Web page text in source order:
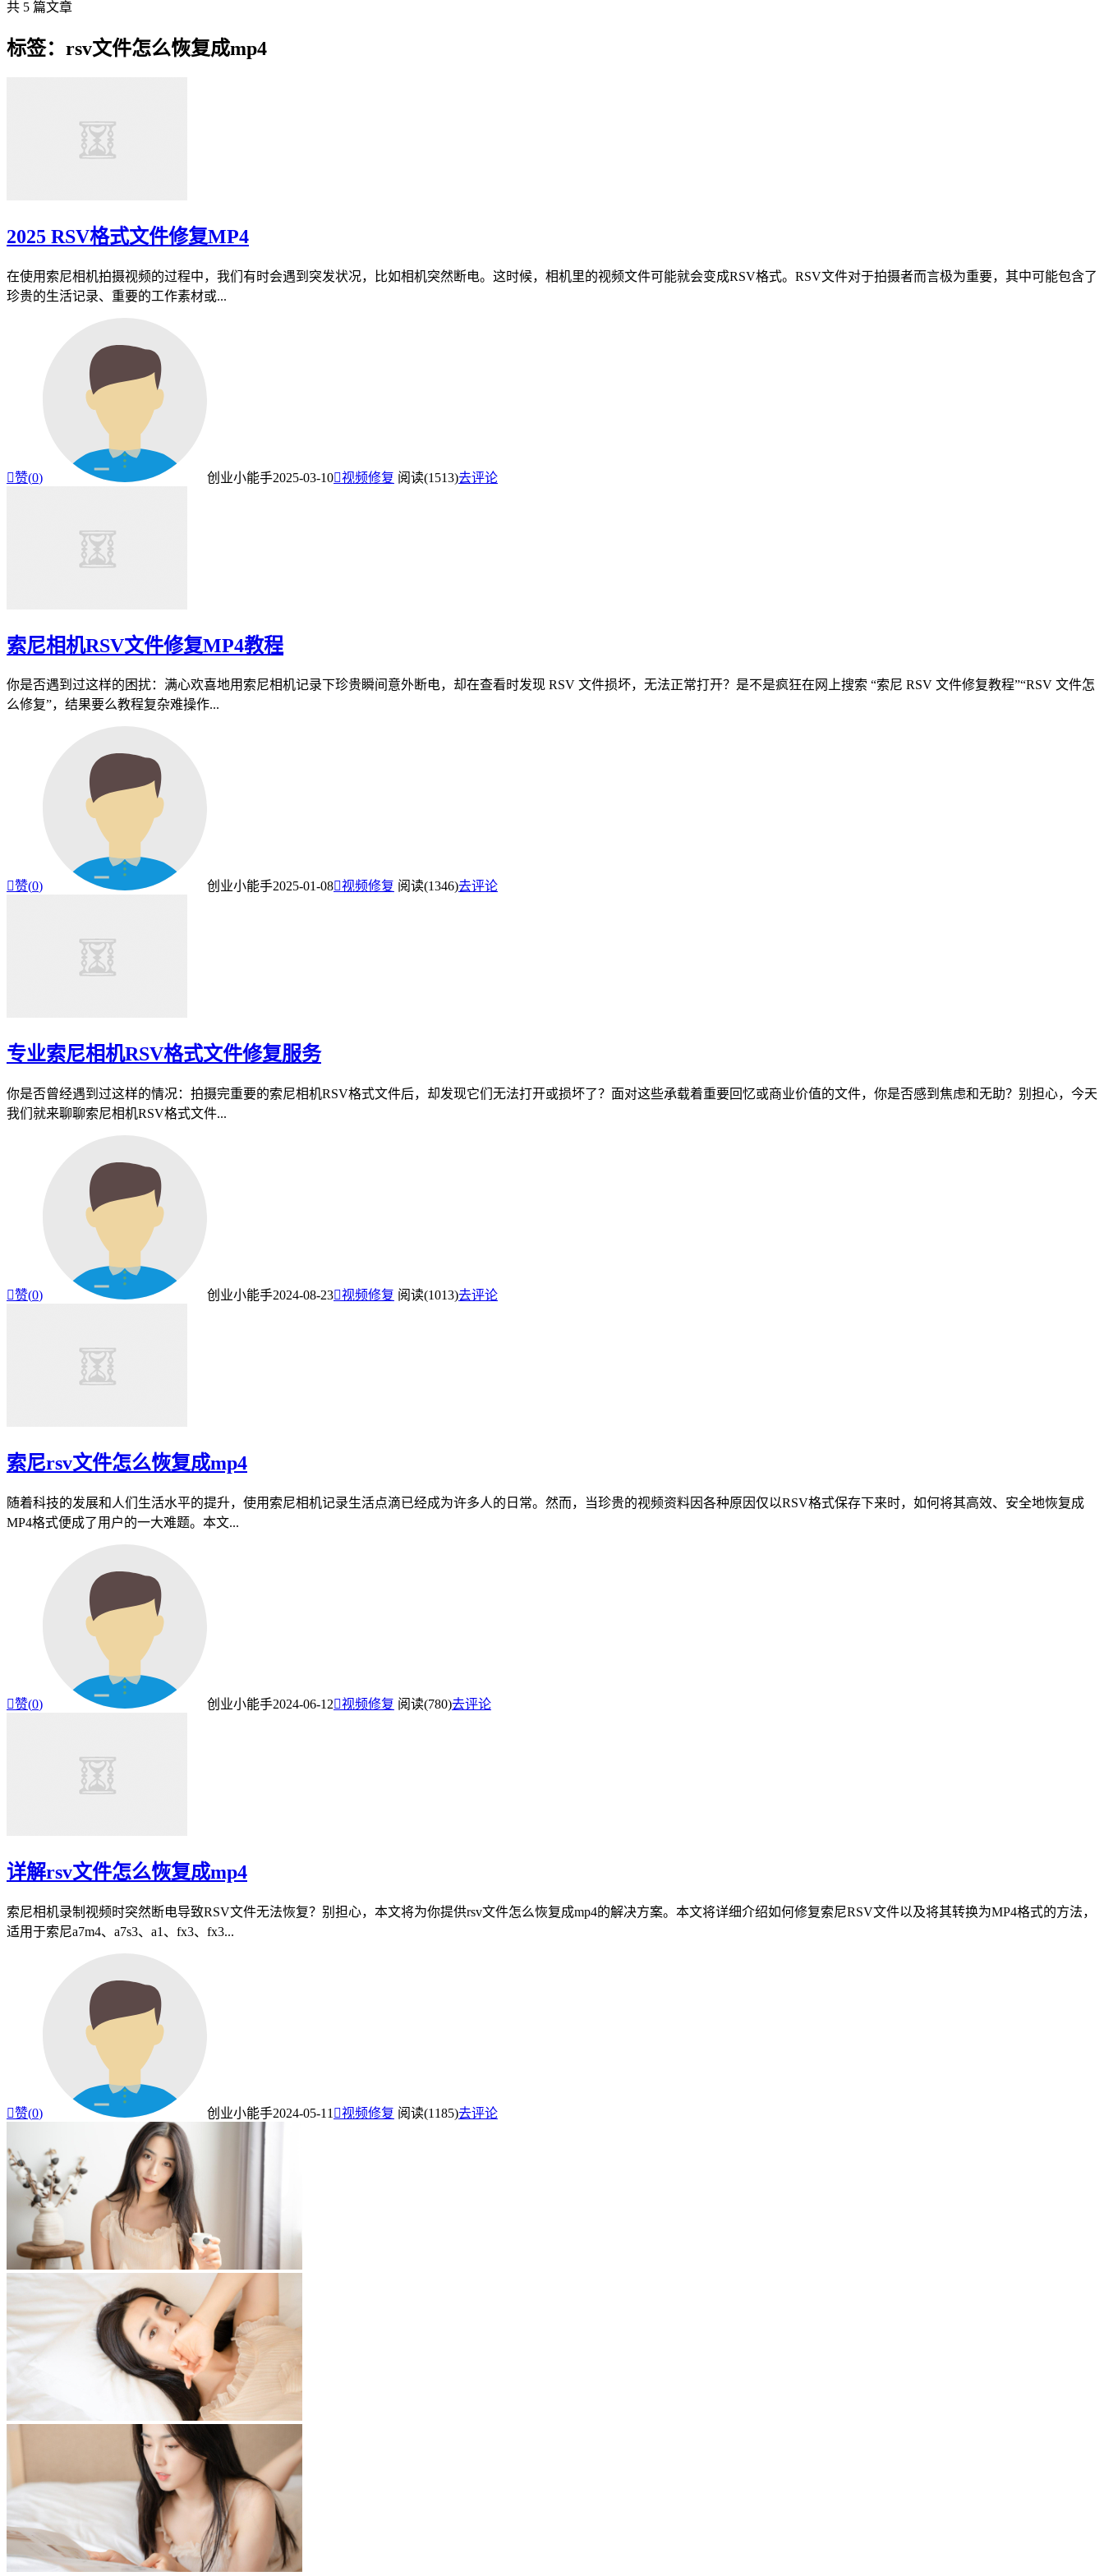
共 5 篇文章
标签：rsv文件怎么恢复成mp4
2025 RSV格式文件修复MP4
在使用索尼相机拍摄视频的过程中，我们有时会遇到突发状况，比如相机突然断电。这时候，相机里的视频文件可能就会变成RSV格式。RSV文件对于拍摄者而言极为重要，其中可能包含了
珍贵的生活记录、重要的工作素材或...
赞(0) 创业小能手2025-03-10视频修复 阅读(1513)去评论
索尼相机RSV文件修复MP4教程
你是否遇到过这样的困扰：满心欢喜地用索尼相机记录下珍贵瞬间意外断电，却在查看时发现 RSV 文件损坏，无法正常打开？是不是疯狂在网上搜索 “索尼 RSV 文件修复教程”“RSV 文件怎
么修复”，结果要么教程复杂难操作...
赞(0) 创业小能手2025-01-08视频修复 阅读(1346)去评论
专业索尼相机RSV格式文件修复服务
你是否曾经遇到过这样的情况：拍摄完重要的索尼相机RSV格式文件后，却发现它们无法打开或损坏了？面对这些承载着重要回忆或商业价值的文件，你是否感到焦虑和无助？别担心，今天
我们就来聊聊索尼相机RSV格式文件...
赞(0) 创业小能手2024-08-23视频修复 阅读(1013)去评论
索尼rsv文件怎么恢复成mp4
随着科技的发展和人们生活水平的提升，使用索尼相机记录生活点滴已经成为许多人的日常。然而，当珍贵的视频资料因各种原因仅以RSV格式保存下来时，如何将其高效、安全地恢复成
MP4格式便成了用户的一大难题。本文...
赞(0) 创业小能手2024-06-12视频修复 阅读(780)去评论
详解rsv文件怎么恢复成mp4
索尼相机录制视频时突然断电导致RSV文件无法恢复？别担心，本文将为你提供rsv文件怎么恢复成mp4的解决方案。本文将详细介绍如何修复索尼RSV文件以及将其转换为MP4格式的方法，
适用于索尼a7m4、a7s3、a1、fx3、fx3...
赞(0) 创业小能手2024-05-11 视频修复 阅读(1185)去评论